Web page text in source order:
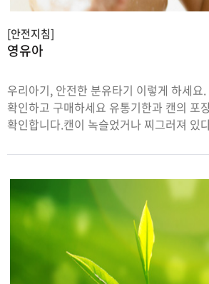
영유아
우리아기, 안전한 분유타기 이렇게 하세요. 분유, 꼼꼼하게
확인하고 구매하세요 유통기한과 캔의 포장상태를 꼼꼼히
확인합니다.캔이 녹슬었거나 찌그러져 있
먹일 경우 영양소 결핍 또는 과잉을 초래
[안전지침]